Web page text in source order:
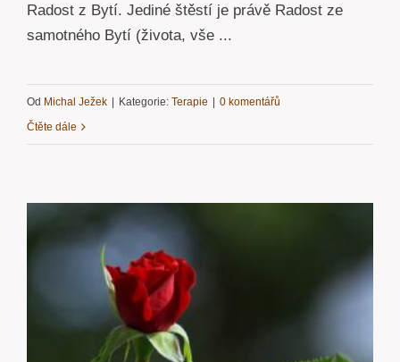
Radost z Bytí. Jediné štěstí je právě Radost ze
samotného Bytí (života, vše ...
Od Michal Ježek Kategorie: Terapie
0 komentářů
Čtěte dále